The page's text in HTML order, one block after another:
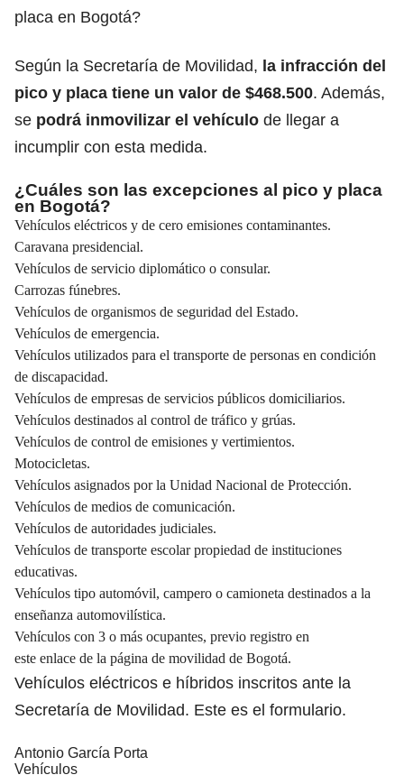
placa en Bogotá?
Según la Secretaría de Movilidad, la infracción del
pico y placa tiene un valor de $468.500. Además,
se podrá inmovilizar el vehículo de llegar a
incumplir con esta medida.
¿Cuáles son las excepciones al pico y placa
en Bogotá?
Vehículos eléctricos y de cero emisiones contaminantes.
Caravana presidencial.
Vehículos de servicio diplomático o consular.
Carrozas fúnebres.
Vehículos de organismos de seguridad del Estado.
Vehículos de emergencia.
Vehículos utilizados para el transporte de personas en condición
de discapacidad.
Vehículos de empresas de servicios públicos domiciliarios.
Vehículos destinados al control de tráfico y grúas.
Vehículos de control de emisiones y vertimientos.
Motocicletas.
Vehículos asignados por la Unidad Nacional de Protección.
Vehículos de medios de comunicación.
Vehículos de autoridades judiciales.
Vehículos de transporte escolar propiedad de instituciones
educativas.
Vehículos tipo automóvil, campero o camioneta destinados a la
enseñanza automovilística.
Vehículos con 3 o más ocupantes, previo registro en
este enlace de la página de movilidad de Bogotá.
Vehículos eléctricos e híbridos inscritos ante la
Secretaría de Movilidad. Este es el formulario.
Antonio García Porta
Vehículos